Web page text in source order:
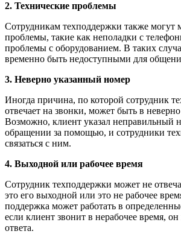
2. Технические проблемы
Сотрудникам техподдержки также могут
проблемы, такие как неполадки с
проблемы с оборудованием. В таких
временно быть недоступными для
3. Неверно указанный номер
Иногда причина, по которой сотрудник
отвечает на звонки, может быть в
Возможно, клиент указал неправильный
обращении за помощью, и сотрудники
связаться с ним.
4. Выходной или рабочее время
Сотрудник техподдержки может не
это его выходной или это не рабочее
поддержка может работать в
если клиент звонит в нерабочее время,
ответа.